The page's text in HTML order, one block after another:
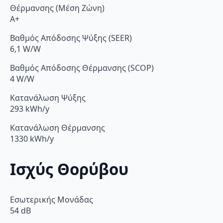
Θέρμανσης (Μέση Ζώνη)
A+
Βαθμός Απόδοσης Ψύξης (SEER)
6,1 W/W
Βαθμός Απόδοσης Θέρμανσης (SCOP)
4 W/W
Κατανάλωση Ψύξης
293 kWh/y
Κατανάλωση Θέρμανσης
1330 kWh/y
Ισχύς Θορύβου
Εσωτερικής Μονάδας
54 dB